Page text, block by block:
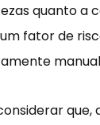
quanto a
fator de
que,